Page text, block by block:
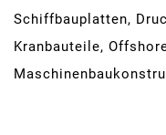
Schiffbauplatten,
Kranbauteile,